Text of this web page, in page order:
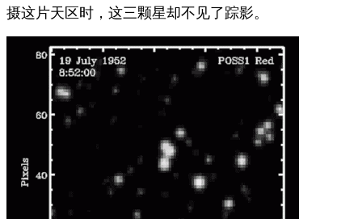
摄这片天区时，这三颗星却不见了踪影。